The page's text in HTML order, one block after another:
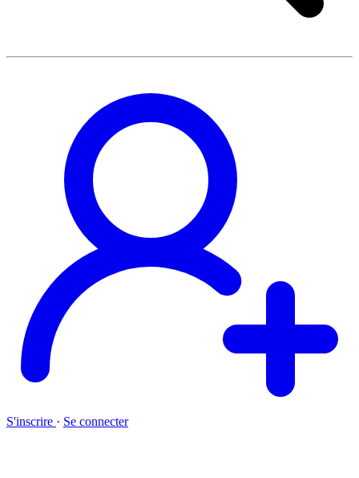
S'inscrire · Se connecter